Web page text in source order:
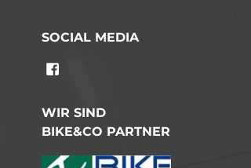
SOCIAL MEDIA
WIR SIND
BIKE&CO PARTNER